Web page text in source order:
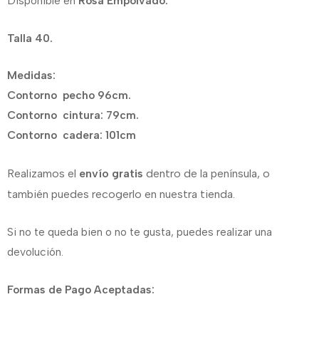
Talla 40.
Medidas:
Contorno pecho 96cm.
Contorno cintura: 79cm.
Contorno cadera: 101cm
Realizamos el envío gratis dentro de la península, o
también puedes recogerlo en nuestra tienda.
Si no te queda bien o no te gusta, puedes realizar una
devolución.
Formas de Pago Aceptadas: